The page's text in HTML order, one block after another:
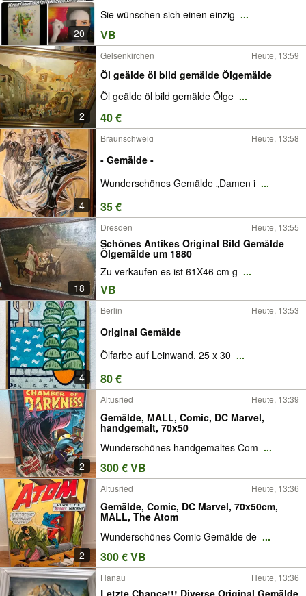
20
Sie wünschen sich einen einzig ...
VB
2
Gelsenkirchen Heute, 13:59
Öl geälde öl bild gemälde Ölgemälde
Öl geälde öl bild gemälde Ölge ...
40 €
4
Braunschweig Heute, 13:58
- Gemälde -
Wunderschönes Gemälde „Damen i ...
35 €
18
Dresden Heute, 13:55
Schönes Antikes Original Bild Gemälde
Ölgemälde um 1880
Zu verkaufen es ist 61X46 cm g ...
VB
4
Berlin Heute, 13:53
Original Gemälde
Ölfarbe auf Leinwand, 25 x 30 ...
80 €
2
Altusried Heute, 13:39
Gemälde, MALL, Comic, DC Marvel,
handgemalt, 70x50
Wunderschönes handgemaltes Com ...
300 € VB
2
Altusried Heute, 13:36
Gemälde, Comic, DC Marvel, 70x50cm,
MALL, The Atom
Wunderschönes Comic Gemälde de ...
300 € VB
Hanau Heute, 13:36
Letzte Chance!!! Diverse Original Gemälde